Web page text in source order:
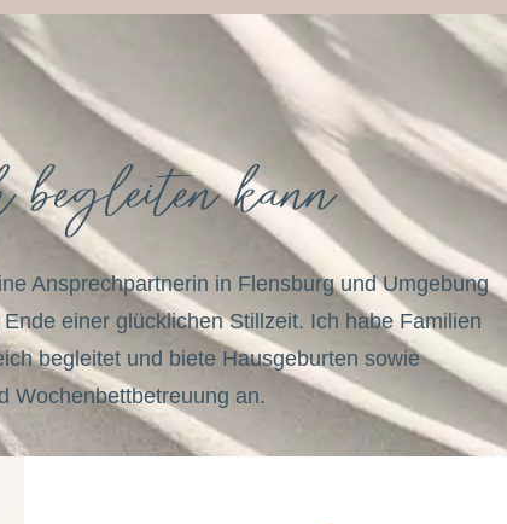
kann
Ansprechpartnerin in Flensburg und Umgebung
einer glücklichen Stillzeit. Ich habe Familien
begleitet und biete Hausgeburten sowie
Wochenbettbetreuung an.